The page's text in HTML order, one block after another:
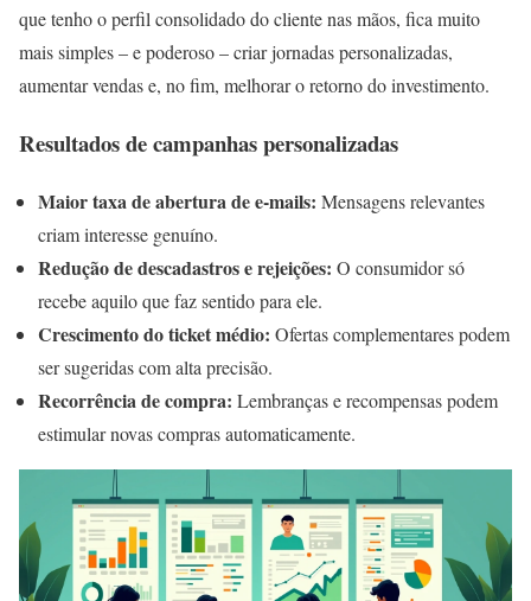
que tenho o perfil consolidado do cliente nas mãos, fica muito
mais simples – e poderoso – criar jornadas personalizadas,
aumentar vendas e, no fim, melhorar o retorno do investimento.
Resultados de campanhas personalizadas
Maior taxa de abertura de e-mails: Mensagens relevantes
criam interesse genuíno.
Redução de descadastros e rejeições: O consumidor só
recebe aquilo que faz sentido para ele.
Crescimento do ticket médio: Ofertas complementares podem
ser sugeridas com alta precisão.
Recorrência de compra: Lembranças e recompensas podem
estimular novas compras automaticamente.